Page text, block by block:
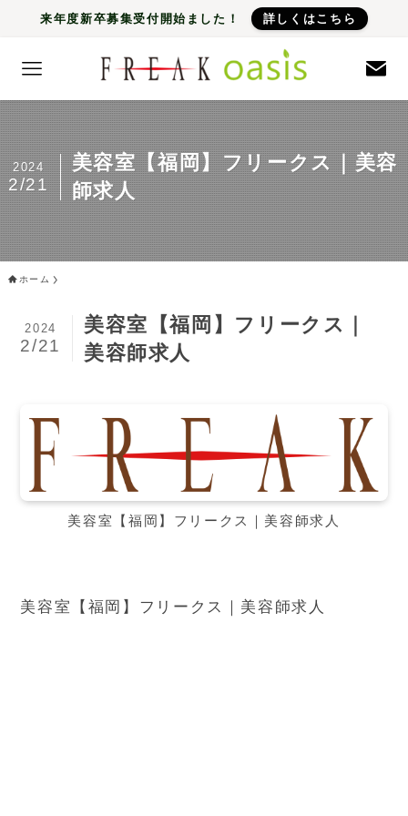
来年度新卒募集受付開始ました！ 詳しくはこちら
美容室【福岡】フリークス｜美容
師求人
2024
2/21
ホーム
美容室【福岡】フリークス｜
美容師求人
2024
2/21
美容室【福岡】フリークス｜美容師求人
美容室【福岡】フリークス｜美容師求人